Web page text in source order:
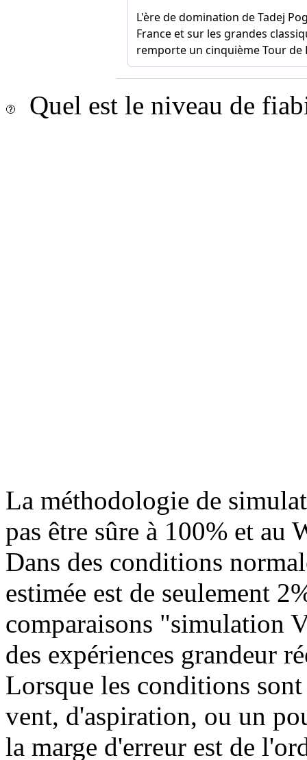
Quel est le niveau de
La méthodologie de
pas être sûre à 100% et au
Dans des conditions
estimée est de seulement
comparaisons "simulation
des expériences grandeur
Lorsque les conditions
vent, d'aspiration, ou un
la marge d'erreur est de